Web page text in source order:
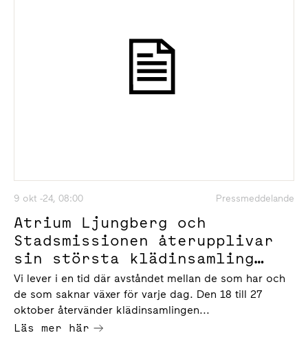
9 okt -24, 08:00 Pressmeddelande
Atrium Ljungberg och
Stadsmissionen återupplivar
sin största klädinsamling
Återwin-win – till förmån för
människor i utsatthet
Vi lever i en tid där avståndet mellan de som har och
de som saknar växer för varje dag. Den 18 till 27
oktober återvänder klädinsamlingen...
Läs mer här